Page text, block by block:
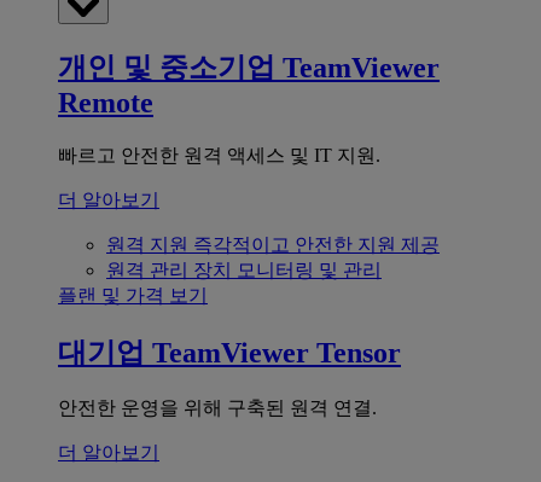
개인 및 중소기업 TeamViewer
Remote
빠르고 안전한 원격 액세스 및 IT 지원.
더 알아보기
원격 지원 즉각적이고 안전한 지원 제공
원격 관리 장치 모니터링 및 관리
플랜 및 가격 보기
대기업 TeamViewer Tensor
안전한 운영을 위해 구축된 원격 연결.
더 알아보기